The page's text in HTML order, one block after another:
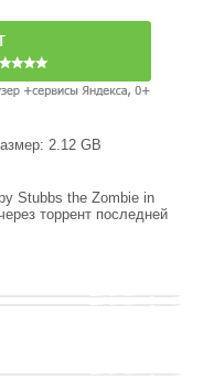
2.12 GB
Stubbs the Zombie in
торрент последней